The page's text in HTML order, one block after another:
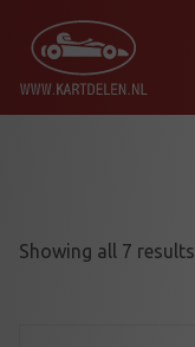
Showing all 7 results